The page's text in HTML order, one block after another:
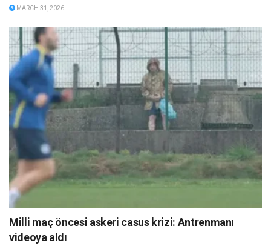
MARCH 31, 2026
Milli maç öncesi askeri casus krizi: Antrenmanı
videoya aldı